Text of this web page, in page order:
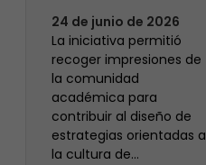
24 de junio de 2026
La iniciativa permitió
recoger impresiones de
la comunidad
académica para
contribuir al diseño de
estrategias orientadas a
la cultura de…